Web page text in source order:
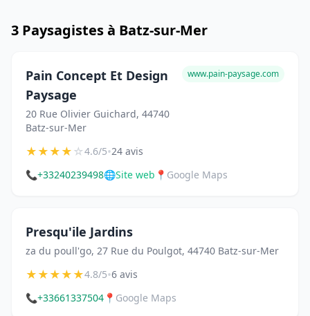
3 Paysagistes à Batz-sur-Mer
Pain Concept Et Design
Paysage
20 Rue Olivier Guichard, 44740
Batz-sur-Mer
www.pain-paysage.com
★★★★☆4.6/5•24 avis
📞+33240239498🌐Site web 📍 Google Maps
Presqu'ile Jardins
za du poull'go, 27 Rue du Poulgot, 44740 Batz-sur-Mer
★★★★★4.8/5•6 avis
📞+33661337504 📍 Google Maps